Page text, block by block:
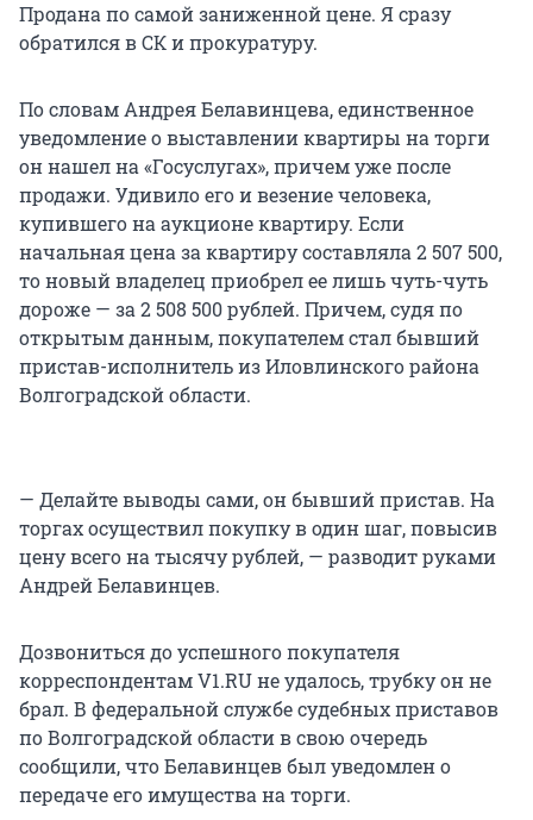
Продана по самой заниженной цене. Я сразу
обратился в СК и прокуратуру.
По словам Андрея Белавинцева, единственное
уведомление о выставлении квартиры на торги
он нашел на «Госуслугах», причем уже после
продажи. Удивило его и везение человека,
купившего на аукционе квартиру. Если
начальная цена за квартиру составляла 2 507 500,
то новый владелец приобрел ее лишь чуть-чуть
дороже — за 2 508 500 рублей. Причем, судя по
открытым данным, покупателем стал бывший
пристав-исполнитель из Иловлинского района
Волгоградской области.
— Делайте выводы сами, он бывший пристав. На
торгах осуществил покупку в один шаг, повысив
цену всего на тысячу рублей, — разводит руками
Андрей Белавинцев.
Дозвониться до успешного покупателя
корреспондентам V1.RU не удалось, трубку он не
брал. В федеральной службе судебных приставов
по Волгоградской области в свою очередь
сообщили, что Белавинцев был уведомлен о
передаче его имущества на торги.